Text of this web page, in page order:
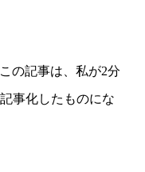
の記事は、私が2分
事化したものにな